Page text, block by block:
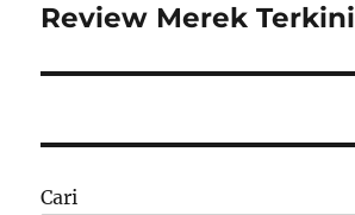
Review Merek Terkini
Cari